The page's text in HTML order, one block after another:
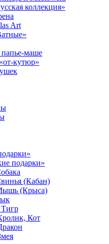
коллекция»
Art
маше
кутюр»
подарки»
(Кабан)
(Крыса)
Кот